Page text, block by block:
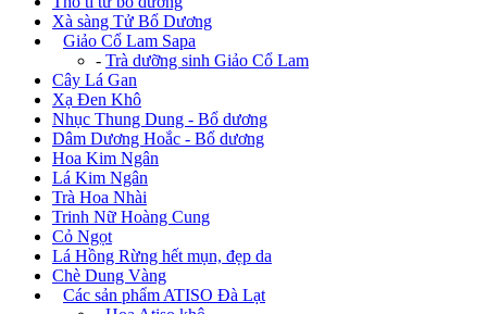
Xà sàng Tử Bổ Dương
Giảo Cổ Lam Sapa
- Trà dưỡng sinh Giảo Cổ Lam
Cây Lá Gan
Xạ Đen Khô
Nhục Thung Dung - Bổ dương
Dâm Dương Hoắc - Bổ dương
Hoa Kim Ngân
Lá Kim Ngân
Trà Hoa Nhài
Trinh Nữ Hoàng Cung
Cỏ Ngọt
Lá Hồng Rừng hết mụn, đẹp da
Chè Dung Vàng
Các sản phẩm ATISO Đà Lạt